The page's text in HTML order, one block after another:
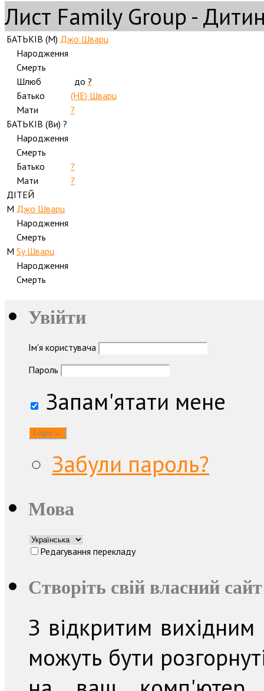
Лист Family Group -
БАТЬКІВ (M) Джо Шварц
Народження
Смерть
Шлюб
до ?
Батько
(HE) Шварц
Мати
?
БАТЬКІВ (Ви) ?
Народження
Смерть
Батько
?
Мати
?
ДІТЕЙ
M Джо Шварц
Народження
Смерть
M Sy Шварц
Народження
Смерть
Увійти
Ім'я користувача
Пароль
Запам'ятати мене
Забули пароль?
Мова
Редагування перекладу
Створіть свій власний
З відкритим
можуть бути